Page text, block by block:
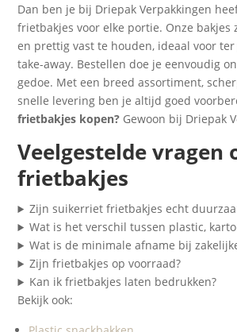
Dan ben je bij Driepak Verpakkingen
frietbakjes voor elke portie. Onze bakjes
en prettig vast te houden, ideaal voor
take-away. Bestellen doe je eenvoudig
gedoe. Met een breed assortiment,
snelle levering ben je altijd goed
frietbakjes kopen? Gewoon bij Driepak
Veelgestelde vragen
frietbakjes
Zijn suikerriet frietbakjes echt
Wat is het verschil tussen plastic,
Wat is de minimale afname bij
Zijn frietbakjes op voorraad?
Kan ik frietbakjes laten bedrukken?
Bekijk ook: